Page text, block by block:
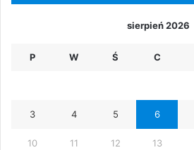
sierpień 2026
P W Ś C
3 4 5 6
10 11 12 13